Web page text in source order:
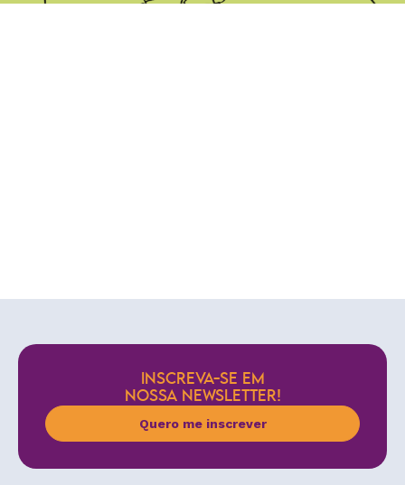
INSCREVA-SE EM
NOSSA NEWSLETTER!
Quero me inscrever